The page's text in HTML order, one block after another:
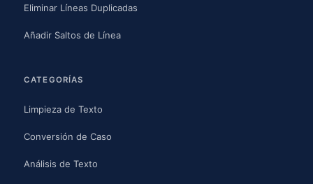
Eliminar Líneas Duplicadas
Añadir Saltos de Línea
CATEGORÍAS
Limpieza de Texto
Conversión de Caso
Análisis de Texto